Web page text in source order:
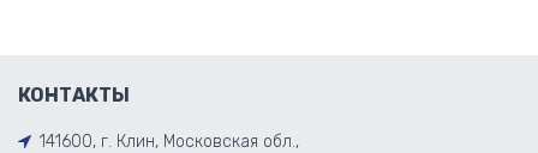
КОНТАКТЫ
141600, г. Клин, Московская обл.,